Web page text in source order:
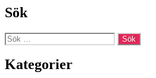
Sök
Sök
efter:
Kategorier